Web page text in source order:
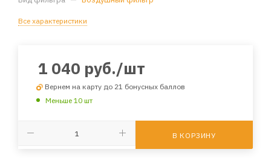
Все характеристики
1 040 руб./шт
Вернем на карту до 21 бонусных баллов
Меньше 10 шт
В КОРЗИНУ